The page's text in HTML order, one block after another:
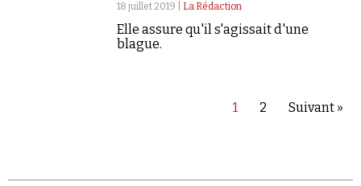
18 juillet 2019 | La Rédaction
Elle assure qu'il s'agissait d'une
blague.
1 2 Suivant »